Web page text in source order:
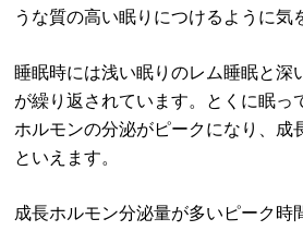
うな質の高い眠りにつけるように気
睡眠時には浅い眠りのレム睡眠と深
が繰り返されています。とくに眠っ
ホルモンの分泌がピークになり、成
といえます。
成長ホルモン分泌量が多いピーク時